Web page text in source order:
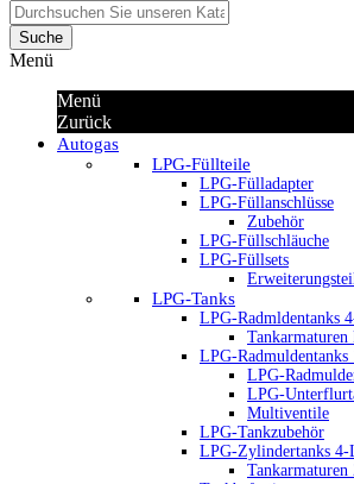
Suche
Menü
Menü
Zurück
Autogas
LPG-Füllteile
LPG-Fülladapter
LPG-Füllanschlüsse
Zubehör
LPG-Füllschläuche
LPG-Füllsets
LPG-Tanks
LPG-Radmldentanks
LPG-
LPG-
LPG-
Multiventile
LPG-Tankzubehör
LPG-Zylindertanks 4-